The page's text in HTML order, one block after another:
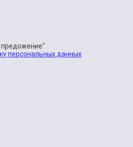
предожение"
персональных данных